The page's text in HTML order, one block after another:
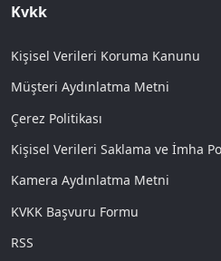
Kvkk
Kişisel Verileri Koruma Kanunu
Müşteri Aydınlatma Metni
Çerez Politikası
Kişisel Verileri Saklama ve İmha
Kamera Aydınlatma Metni
KVKK Başvuru Formu
RSS